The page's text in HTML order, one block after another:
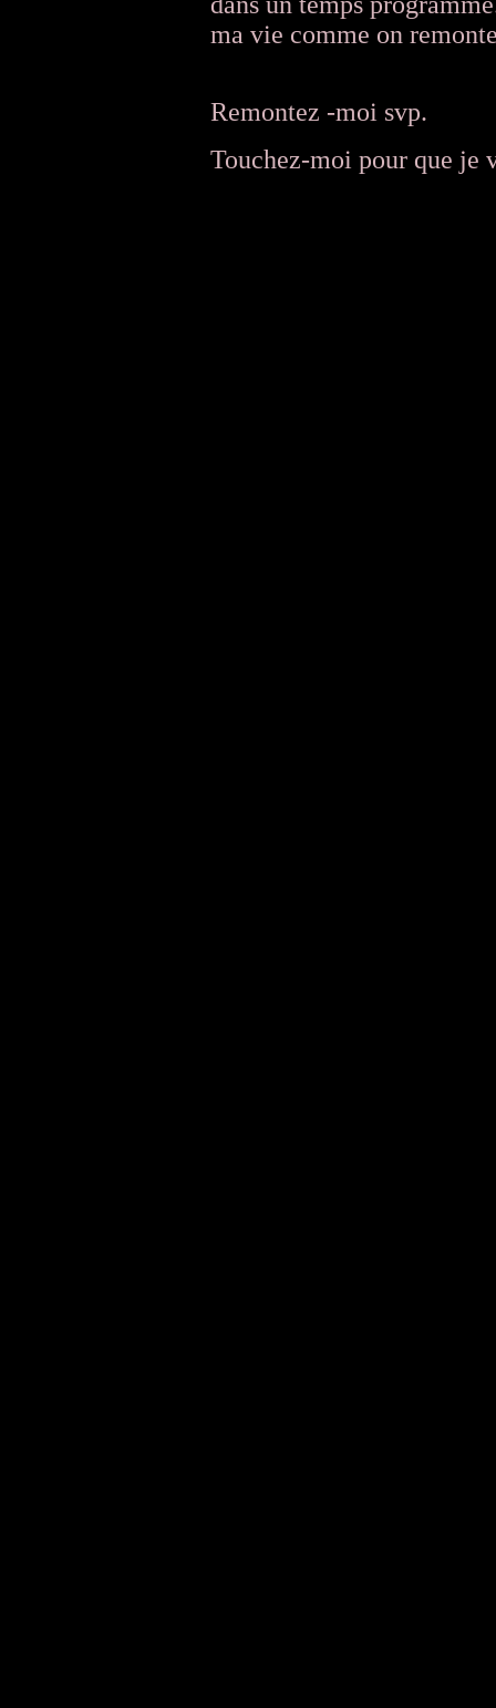
ma vie comme on
Remontez -moi svp.
Touchez-moi pour que je